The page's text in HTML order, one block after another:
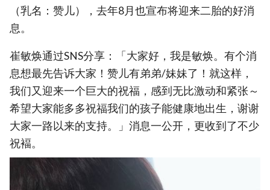
（乳名：赞儿），去年8月也宣布将迎来二胎的好消
息。
崔敏焕通过SNS分享：「大家好，我是敏焕。有个消
息想最先告诉大家！赞儿有弟弟/妹妹了！就这样，
我们又迎来一个巨大的祝福，感到无比激动和紧张～
希望大家能多多祝福我们的孩子能健康地出生，谢谢
大家一路以来的支持。」消息一公开，更收到了不少
祝褔。